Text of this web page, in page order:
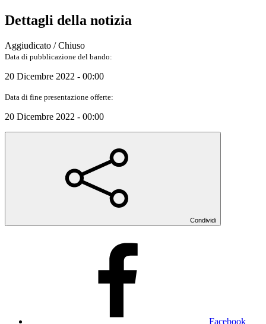
Dettagli della notizia
Aggiudicato / Chiuso
Data di pubblicazione del bando:
20 Dicembre 2022 - 00:00
Data di fine presentazione offerte:
20 Dicembre 2022 - 00:00
Condividi
Facebook